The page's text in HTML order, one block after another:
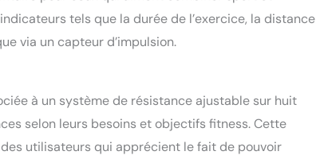
tels que la durée de l’exercice, la distance
via un capteur d’impulsion.
à un système de résistance ajustable sur huit
selon leurs besoins et objectifs fitness. Cette
utilisateurs qui apprécient le fait de pouvoir